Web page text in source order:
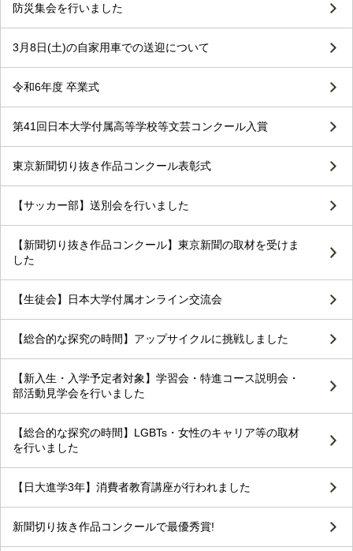
防災集会を行いました
3月8日(土)の自家用車での送迎について
令和6年度 卒業式
第41回日本大学付属高等学校等文芸コンクール入賞
東京新聞切り抜き作品コンクール表彰式
【サッカー部】送別会を行いました
【新聞切り抜き作品コンクール】東京新聞の取材を受けま
した
【生徒会】日本大学付属オンライン交流会
【総合的な探究の時間】アップサイクルに挑戦しました
【新入生・入学予定者対象】学習会・特進コース説明会・
部活動見学会を行いました
【総合的な探究の時間】LGBTs・女性のキャリア等の取材
を行いました
【日大進学3年】消費者教育講座が行われました
新聞切り抜き作品コンクールで最優秀賞!